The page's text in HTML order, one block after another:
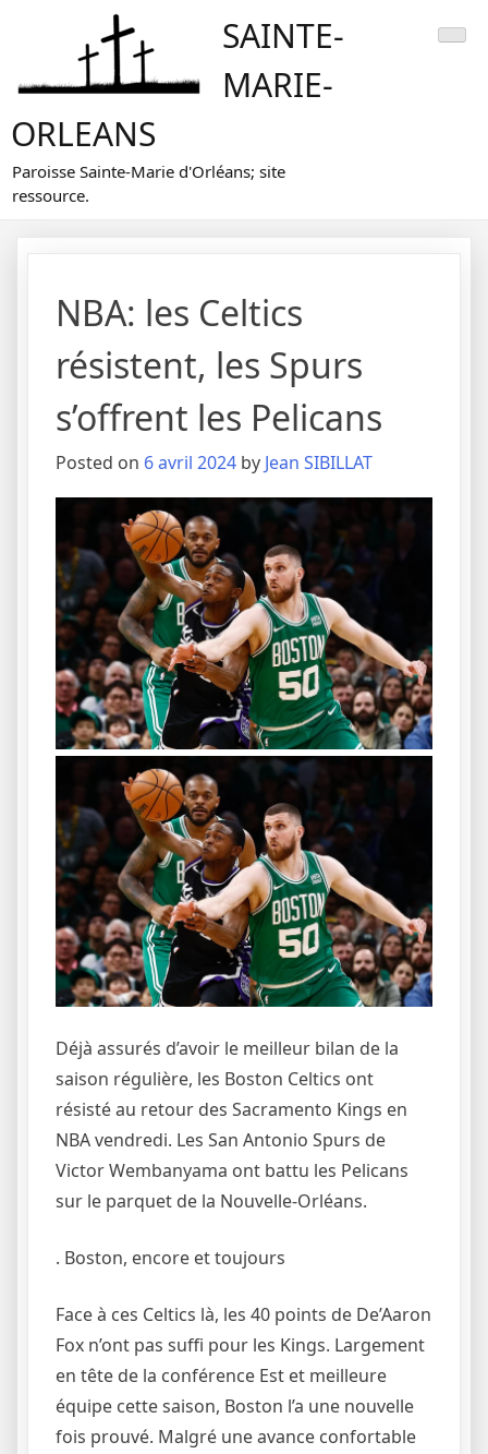
SAINTE-
MARIE-
ORLEANS
Paroisse Sainte-Marie d'Orléans; site
ressource.
NBA: les Celtics
résistent, les Spurs
s’offrent les Pelicans
Posted on 6 avril 2024 by Jean SIBILLAT
Déjà assurés d’avoir le meilleur bilan de la
saison régulière, les Boston Celtics ont
résisté au retour des Sacramento Kings en
NBA vendredi. Les San Antonio Spurs de
Victor Wembanyama ont battu les Pelicans
sur le parquet de la Nouvelle-Orléans.
. Boston, encore et toujours
Face à ces Celtics là, les 40 points de De’Aaron
Fox n’ont pas suffi pour les Kings. Largement
en tête de la conférence Est et meilleure
équipe cette saison, Boston l’a une nouvelle
fois prouvé. Malgré une avance confortable